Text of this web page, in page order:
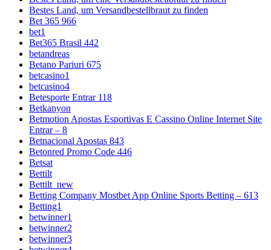
Bestes Land, um Versandbestellbraut zu finden
Bet 365 966
bet1
Bet365 Brasil 442
betandreas
Betano Pariuri 675
betcasino1
betcasino4
Betesporte Entrar 118
Betkanyon
Betmotion Apostas Esportivas E Cassino Online Internet Site
Entrar – 8
Betnacional Apostas 843
Betonred Promo Code 446
Betsat
Bettilt
Bettilt_new
Betting Company Mostbet App Online Sports Betting – 613
Betting1
betwinner1
betwinner2
betwinner3